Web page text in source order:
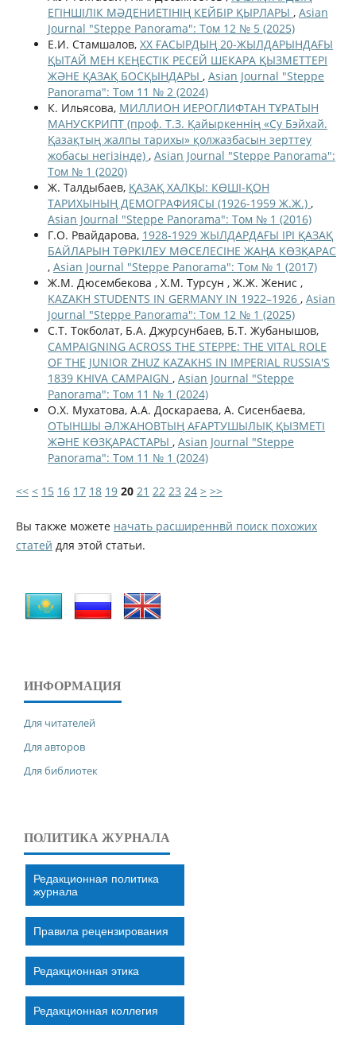
ЕГІНШІЛІК МӘДЕНИЕТІНІҢ КЕЙБІР ҚЫРЛАРЫ , Asian
Journal "Steppe Panorama": Том 12 № 5 (2025)
Е.И. Стамшалов, XX ҒАСЫРДЫҢ 20-ЖЫЛДАРЫНДАҒЫ
ҚЫТАЙ МЕН КЕҢЕСТІК РЕСЕЙ ШЕКАРА ҚЫЗМЕТТЕРІ
ЖӘНЕ ҚАЗАҚ БОСҚЫНДАРЫ , Asian Journal "Steppe
Panorama": Том 11 № 2 (2024)
К. Ильясова, МИЛЛИОН ИЕРОГЛИФТАН ТҰРАТЫН
МАНУСКРИПТ (проф. Т.З. Қайыркеннің «Су Бэйхай.
Қазақтың жалпы тарихы» қолжазбасын зерттеу
жобасы негізінде) , Asian Journal "Steppe Panorama":
Том № 1 (2020)
Ж. Талдыбаев, ҚАЗАҚ ХАЛҚЫ: КӨШІ-ҚОН
ТАРИХЫНЫҢ ДЕМОГРАФИЯСЫ (1926-1959 Ж.Ж.) ,
Asian Journal "Steppe Panorama": Том № 1 (2016)
Г.О. Рвайдарова, 1928-1929 ЖЫЛДАРДАҒЫ ІРІ ҚАЗАҚ
БАЙЛАРЫН ТƏРКІЛЕУ МƏСЕЛЕСІНЕ ЖАҢА КӨЗҚАРАС
, Asian Journal "Steppe Panorama": Том № 1 (2017)
Ж.М. Дюсембекова , Х.М. Турсун , Ж.Ж. Женис ,
KAZAKH STUDENTS IN GERMANY IN 1922–1926 , Asian
Journal "Steppe Panorama": Том 12 № 1 (2025)
С.Т. Токболат, Б.А. Джурсунбаев, Б.Т. Жубанышов,
CAMPAIGNING ACROSS THE STEPPE: THE VITAL ROLE
OF THE JUNIOR ZHUZ KAZAKHS IN IMPERIAL RUSSIA'S
1839 KHIVA CAMPAIGN , Asian Journal "Steppe
Panorama": Том 11 № 1 (2024)
О.Х. Мухатова, А.А. Доскараева, А. Сисенбаева,
ОТЫНШЫ ӘЛЖАНОВТЫҢ АҒАРТУШЫЛЫҚ ҚЫЗМЕТІ
ЖӘНЕ КӨЗҚАРАСТАРЫ , Asian Journal "Steppe
Panorama": Том 11 № 1 (2024)
<< < 15 16 17 18 19 20 21 22 23 24 > >>
Вы также можете начать расширеннвй поиск похожих
статей для этой статьи.
ИНФОРМАЦИЯ
Для читателей
Для авторов
Для библиотек
ПОЛИТИКА ЖУРНАЛА
Редакционная политика
журнала
Правила рецензирования
Редакционная этика
Редакционная коллегия